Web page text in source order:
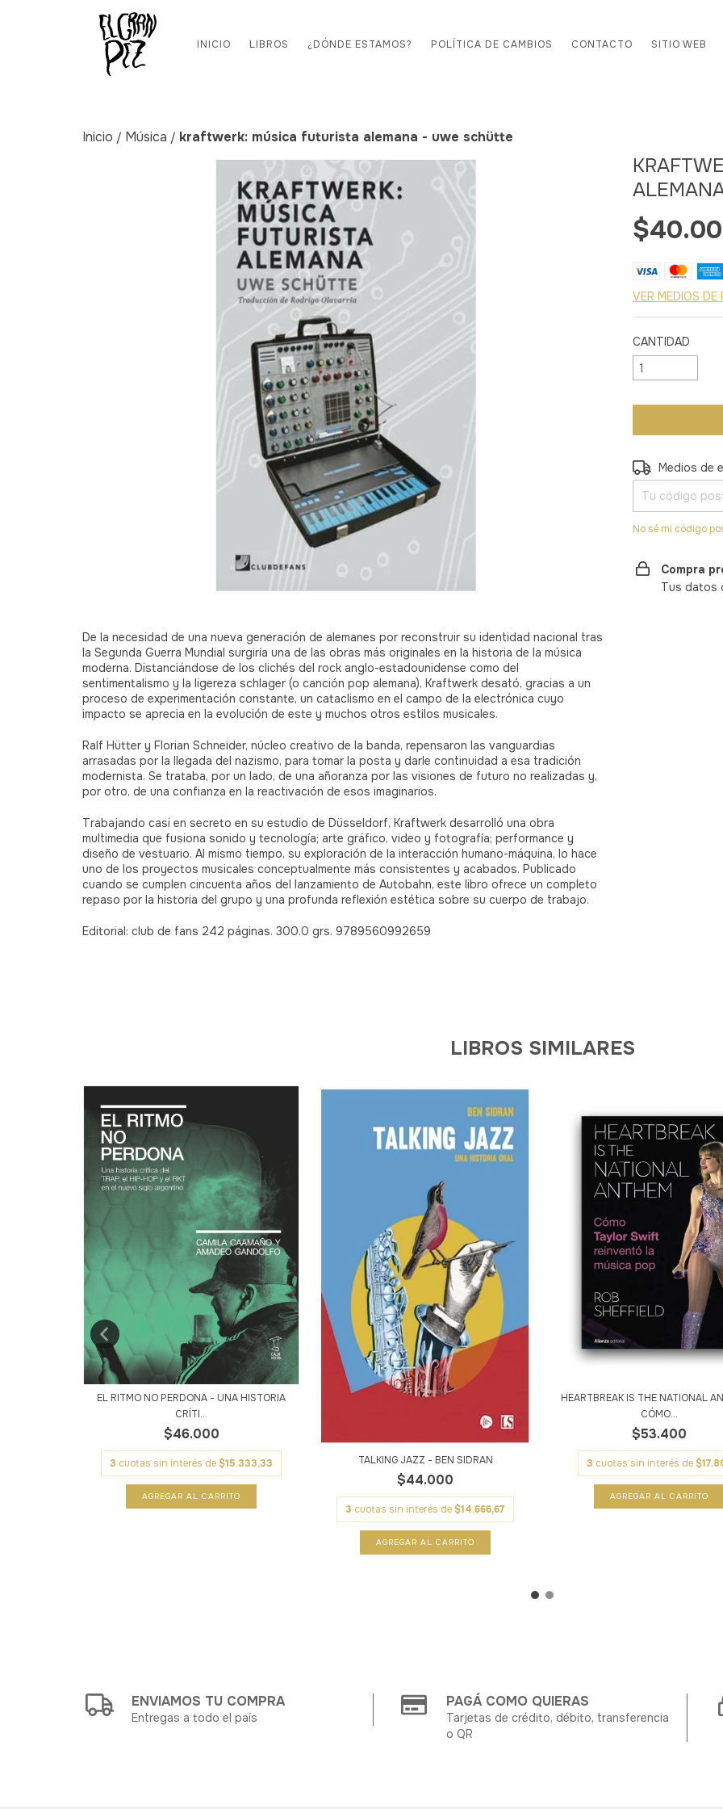
INICIO LIBROS ¿DÓNDE ESTAMOS? POLÍTICA DE CAMBIOS CONTACTO SITIO WEB
Inicio / Música / kraftwerk: música futurista alemana - uwe schütte
De la necesidad de una nueva generación de alemanes por reconstruir su identidad nacional tras
la Segunda Guerra Mundial surgiría una de las obras más originales en la historia de la música
moderna. Distanciándose de los clichés del rock anglo-estadounidense como del
sentimentalismo y la ligereza schlager (o canción pop alemana), Kraftwerk desató, gracias a un
proceso de experimentación constante, un cataclismo en el campo de la electrónica cuyo
impacto se aprecia en la evolución de este y muchos otros estilos musicales.
Ralf Hütter y Florian Schneider, núcleo creativo de la banda, repensaron las vanguardias
arrasadas por la llegada del nazismo, para tomar la posta y darle continuidad a esa tradición
modernista. Se trataba, por un lado, de una añoranza por las visiones de futuro no realizadas y,
por otro, de una confianza en la reactivación de esos imaginarios.
Trabajando casi en secreto en su estudio de Düsseldorf, Kraftwerk desarrolló una obra
multimedia que fusiona sonido y tecnología; arte gráfico, video y fotografía; performance y
diseño de vestuario. Al mismo tiempo, su exploración de la interacción humano-máquina, lo hace
uno de los proyectos musicales conceptualmente más consistentes y acabados. Publicado
cuando se cumplen cincuenta años del lanzamiento de Autobahn, este libro ofrece un completo
repaso por la historia del grupo y una profunda reflexión estética sobre su cuerpo de trabajo.
Editorial: club de fans 242 páginas. 300.0 grs. 9789560992659
VER MEDIOS DE
CANTIDAD
Entregas para el
Medios de
No sé mi código
Compra
Tus datos
LIBROS SIMILARES
EL RITMO NO PERDONA - UNA HISTORIA
CRÍTI...
$46.000
3 cuotas sin interés de $15.333,33 TALKING JAZZ - BEN SIDRAN
$44.000
3 cuotas sin interés de $14.666,67
HEARTBREAK IS THE NATIONAL
CÓMO...
$53.400
3 cuotas sin interés de
ENVIAMOS TU COMPRA
Entregas a todo el país
PAGÁ COMO QUIERAS
Tarjetas de crédito, débito, transferencia
o QR